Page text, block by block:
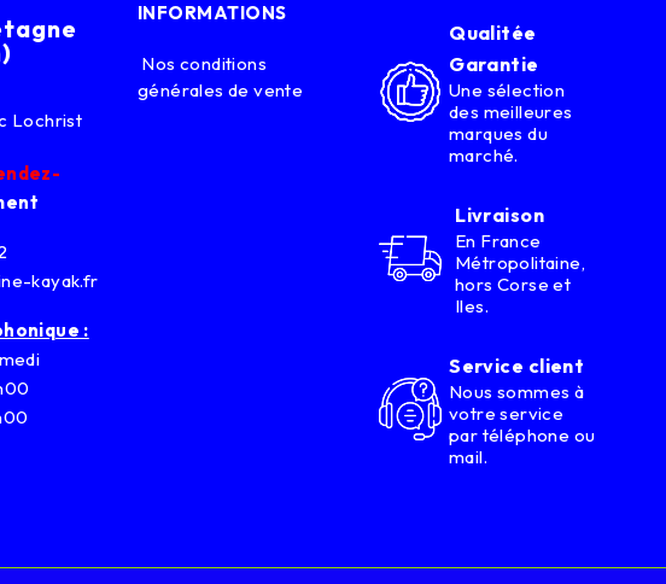
Lochrist
kayak.fr
:
INFORMATIONS
Nos conditions
générales de vente
Qualitée
Garantie
Une sélection
des meilleures
marques du
marché.
Livraison
En France
Métropolitaine,
hors Corse et
Iles.
Service client
Nous sommes à
votre service
par téléphone ou
mail.